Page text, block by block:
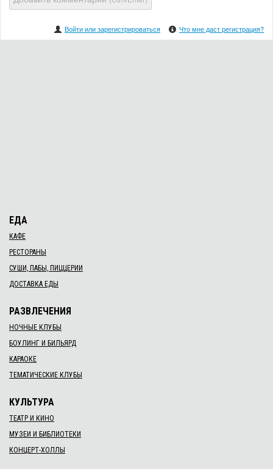
Войти или зарегистрироваться Что мне даст регистрация?
ЕДА
КАФЕ
РЕСТОРАНЫ
СУШИ, ПАБЫ, ПИЦЦЕРИИ
ДОСТАВКА ЕДЫ
РАЗВЛЕЧЕНИЯ
НОЧНЫЕ КЛУБЫ
БОУЛИНГ И БИЛЬЯРД
КАРАОКЕ
ТЕМАТИЧЕСКИЕ КЛУБЫ
КУЛЬТУРА
ТЕАТР И КИНО
МУЗЕИ И БИБЛИОТЕКИ
КОНЦЕРТ-ХОЛЛЫ